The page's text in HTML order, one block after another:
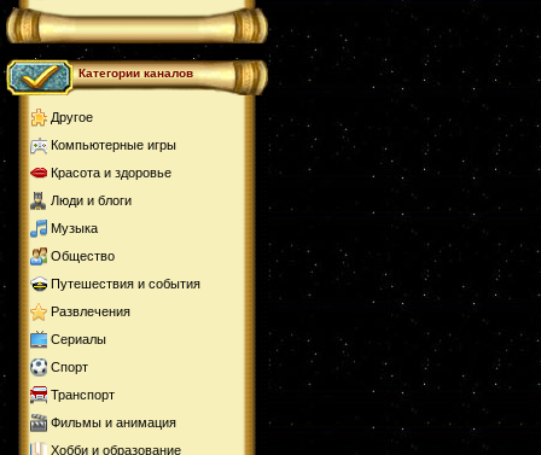
Категории каналов
Другое
Компьютерные игры
Красота и здоровье
Люди и блоги
Музыка
Общество
Путешествия и события
Развлечения
Сериалы
Спорт
Транспорт
Фильмы и анимация
Хобби и образование